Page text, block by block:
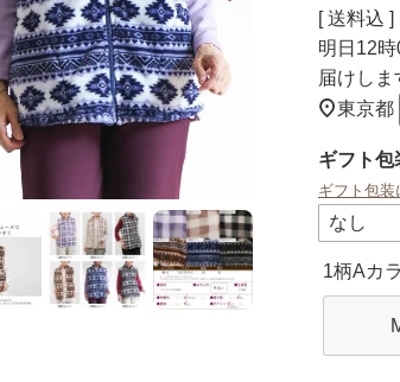
送料込
明日 12
届けしま
東京都
ギフト包
ギフト包
1柄Aカ